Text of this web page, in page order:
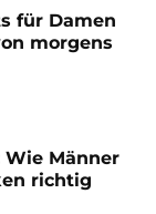
für Damen
morgens
Wie Männer
richtig